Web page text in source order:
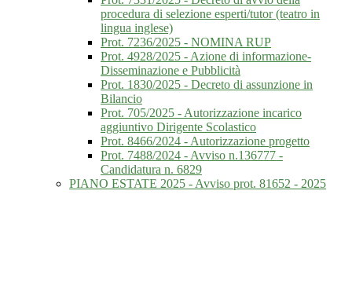
procedura di selezione esperti/tutor (teatro in
lingua inglese)
Prot. 7236/2025 - NOMINA RUP
Prot. 4928/2025 - Azione di informazione-
Disseminazione e Pubblicità
Prot. 1830/2025 - Decreto di assunzione in
Bilancio
Prot. 705/2025 - Autorizzazione incarico
aggiuntivo Dirigente Scolastico
Prot. 8466/2024 - Autorizzazione progetto
Prot. 7488/2024 - Avviso n.136777 -
Candidatura n. 6829
PIANO ESTATE 2025 - Avviso prot. 81652 - 2025